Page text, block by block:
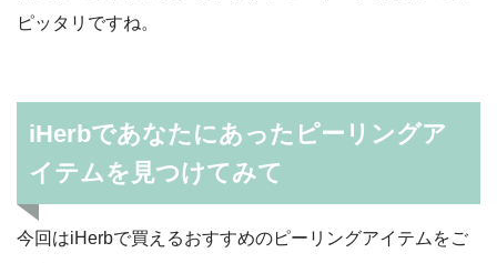
ピッタリですね。
iHerbであなたにあったピーリングア
イテムを見つけてみて
今回はiHerbで買えるおすすめのピーリングアイテムをご